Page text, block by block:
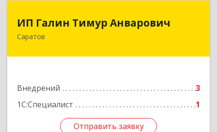
ИП Галин Тимур Анварович
Саратов
Внедрений
3
1С:Специалист
1
Отправить заявку
Отправить заявку